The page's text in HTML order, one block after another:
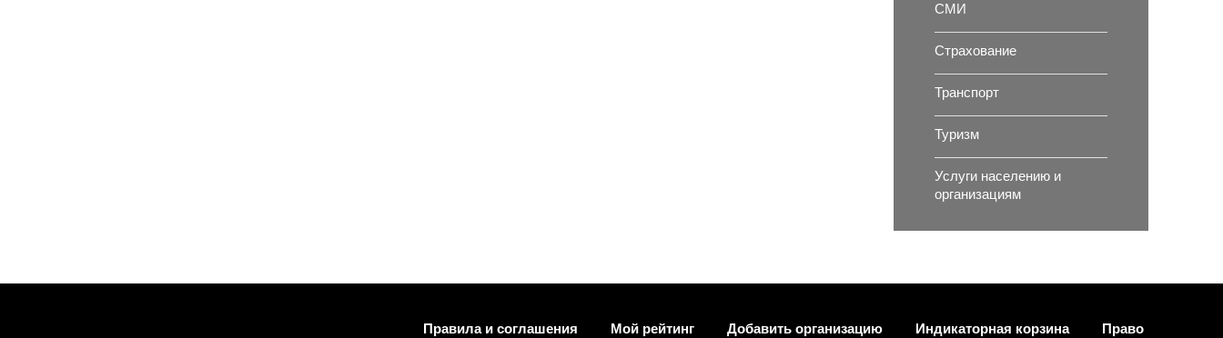
СМИ
Страхование
Транспорт
Туризм
Услуги населению и
организациям
Правила и соглашения Мой рейтинг Добавить организацию Индикаторная корзина Право